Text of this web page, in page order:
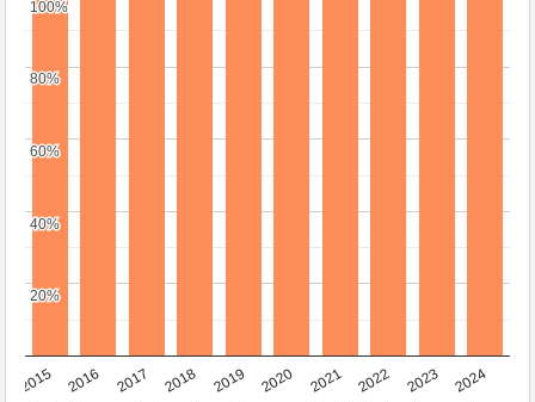
2015 2016 2017 2018 2019 2020 2021 2022 2023 2024
20%
20%
40%
40%
60%
60%
80%
80%
100%
100%